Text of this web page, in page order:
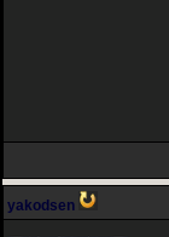
yakodsen